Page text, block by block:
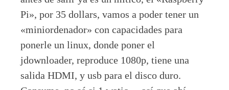
Pi», por 35 dollars, vamos a poder tener un
«miniordenador» con capacidades para
ponerle un linux, donde poner el
jdownloader, reproduce 1080p, tiene una
salida HDMI, y usb para el disco duro.